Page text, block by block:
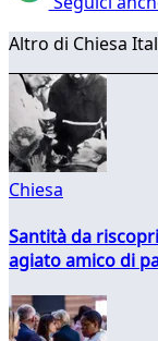
Altro di Chiesa
Chiesa
Santità da
agiato amico di